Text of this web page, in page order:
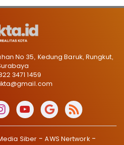
No 35, Kedung Baruk, Rungkut,
3471 1459
Siber
AWS Nertwork